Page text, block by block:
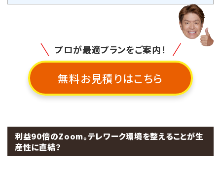
プロが最適プランをご案内！
無料お見積りはこちら
利益90倍のZoom。テレワーク環境を整えることが生
産性に直結？